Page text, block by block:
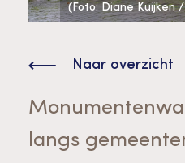
Ergoedvrijwilligersprijs
Advies en
langs
Naar overzicht
(Foto: Diane Kuijken